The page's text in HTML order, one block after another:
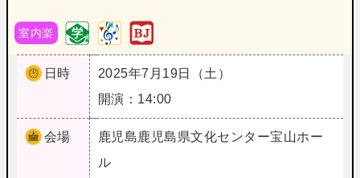
室内楽
日時
2025年7月19日（土）
開演：14:00
会場 鹿児島鹿児島県文化センター宝山ホー
ル